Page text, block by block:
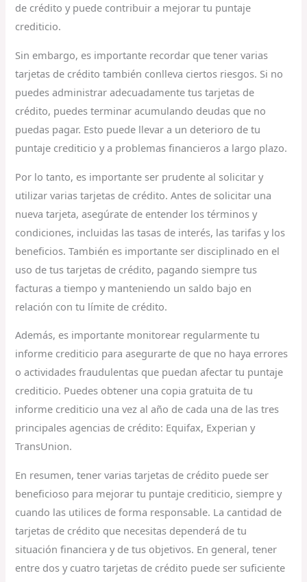
de crédito y puede contribuir a mejorar tu puntaje
crediticio.
Sin embargo, es importante recordar que tener varias
tarjetas de crédito también conlleva ciertos riesgos. Si no
puedes administrar adecuadamente tus tarjetas de
crédito, puedes terminar acumulando deudas que no
puedas pagar. Esto puede llevar a un deterioro de tu
puntaje crediticio y a problemas financieros a largo plazo.
Por lo tanto, es importante ser prudente al solicitar y
utilizar varias tarjetas de crédito. Antes de solicitar una
nueva tarjeta, asegúrate de entender los términos y
condiciones, incluidas las tasas de interés, las tarifas y los
beneficios. También es importante ser disciplinado en el
uso de tus tarjetas de crédito, pagando siempre tus
facturas a tiempo y manteniendo un saldo bajo en
relación con tu límite de crédito.
Además, es importante monitorear regularmente tu
informe crediticio para asegurarte de que no haya errores
o actividades fraudulentas que puedan afectar tu puntaje
crediticio. Puedes obtener una copia gratuita de tu
informe crediticio una vez al año de cada una de las tres
principales agencias de crédito: Equifax, Experian y
TransUnion.
En resumen, tener varias tarjetas de crédito puede ser
beneficioso para mejorar tu puntaje crediticio, siempre y
cuando las utilices de forma responsable. La cantidad de
tarjetas de crédito que necesitas dependerá de tu
situación financiera y de tus objetivos. En general, tener
entre dos y cuatro tarjetas de crédito puede ser suficiente